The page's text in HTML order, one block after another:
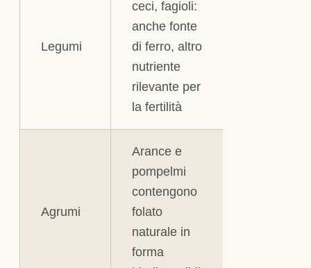
Legumi
ceci, fagioli:
anche fonte
di ferro, altro
nutriente
rilevante per
la fertilità
Agrumi
Arance e
pompelmi
contengono
folato
naturale in
forma